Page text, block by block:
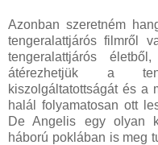
Azonban szeretném
tengeralattjárós filmről
tengeralattjárós
átérezhetjük a
kiszolgáltatottságát és a
halál folyamatosan ott
De Angelis egy olyan
háború poklában is meg